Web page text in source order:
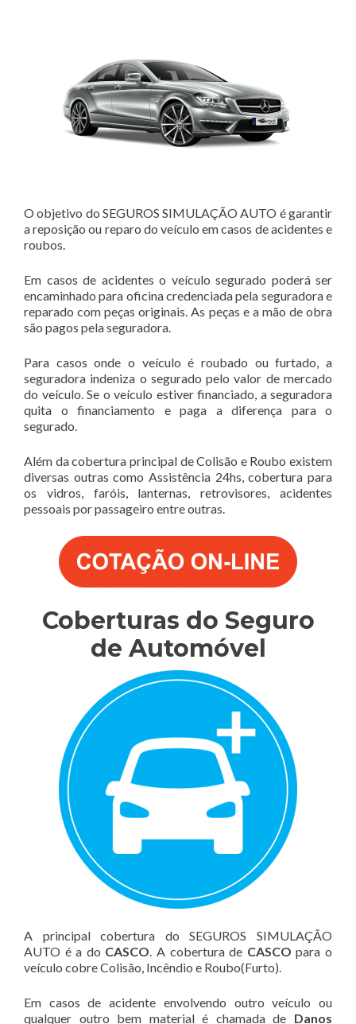
O objetivo do SEGUROS SIMULAÇÃO AUTO é garantir
a reposição ou reparo do veículo em casos de acidentes e
roubos.
Em casos de acidentes o veículo segurado poderá ser
encaminhado para oficina credenciada pela seguradora e
reparado com peças originais. As peças e a mão de obra
são pagos pela seguradora.
Para casos onde o veículo é roubado ou furtado, a
seguradora indeniza o segurado pelo valor de mercado
do veículo. Se o veículo estiver financiado, a seguradora
quita o financiamento e paga a diferença para o
segurado.
Além da cobertura principal de Colisão e Roubo existem
diversas outras como Assistência 24hs, cobertura para
os vidros, faróis, lanternas, retrovisores, acidentes
pessoais por passageiro entre outras.
Coberturas do Seguro
de Automóvel
A principal cobertura do SEGUROS SIMULAÇÃO
AUTO é a do CASCO . A cobertura de CASCO para o
veículo cobre Colisão, Incêndio e Roubo(Furto).
Em casos de acidente envolvendo outro veículo ou
qualquer outro bem material é chamada de Danos